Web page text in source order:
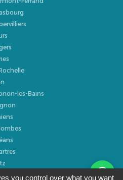
les-Bains
you control over what you want